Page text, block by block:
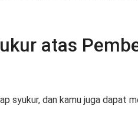
atas
syukur, dan kamu juga dapat